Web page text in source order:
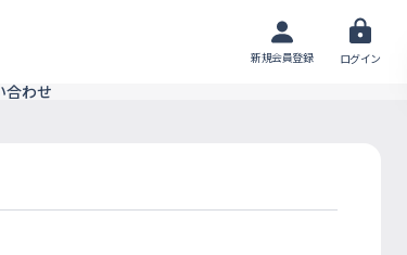
新規会員登録 ログイン
合わせ